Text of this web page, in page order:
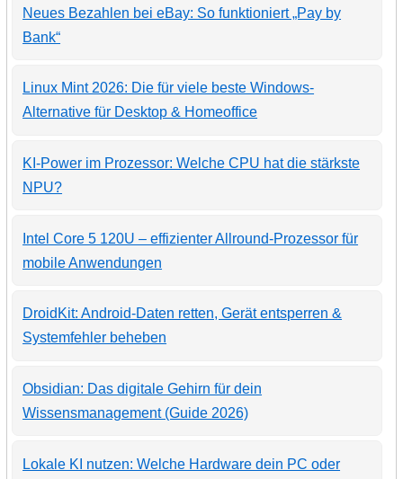
Neues Bezahlen bei eBay: So funktioniert „Pay by
Bank“
Linux Mint 2026: Die für viele beste Windows-
Alternative für Desktop & Homeoffice
KI-Power im Prozessor: Welche CPU hat die stärkste
NPU?
Intel Core 5 120U – effizienter Allround-Prozessor für
mobile Anwendungen
DroidKit: Android-Daten retten, Gerät entsperren &
Systemfehler beheben
Obsidian: Das digitale Gehirn für dein
Wissensmanagement (Guide 2026)
Lokale KI nutzen: Welche Hardware dein PC oder